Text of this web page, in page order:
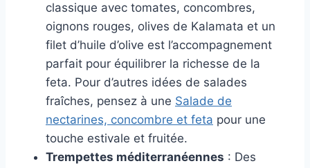
classique avec tomates, concombres,
oignons rouges, olives de Kalamata et un
filet d’huile d’olive est l’accompagnement
parfait pour équilibrer la richesse de la
feta. Pour d’autres idées de salades
fraîches, pensez à une Salade de
nectarines, concombre et feta pour une
touche estivale et fruitée.
Trempettes méditerranéennes : Des